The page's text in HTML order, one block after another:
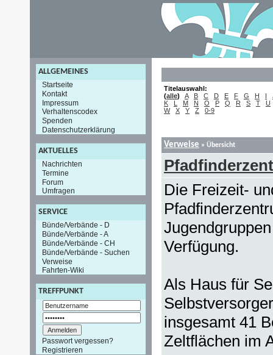
ALLGEMEINES
Startseite
Kontakt
Impressum
Verhaltenscodex
Spenden
Datenschutzerklärung
AKTUELLES
Nachrichten
Termine
Forum
Umfragen
SERVICE
Bünde/Verbände - D
Bünde/Verbände - A
Bünde/Verbände - CH
Bünde/Verbände - Suchen
Verweise
Fahrten-Wiki
TREFFPUNKT
Passwort vergessen?
Registrieren
Titelauswahl:
(alle) A B C D E F G H I
K
L M N O P Q R S T
U
W
X Y Z 0-9
Verweise » Übersicht
Die Freizeit-
Verfügung.
Als Haus für
insgesamt 41
Zeltflächen im